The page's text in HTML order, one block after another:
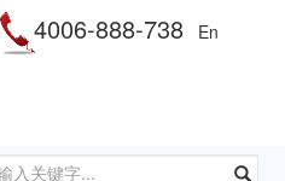
4006-888-738 En